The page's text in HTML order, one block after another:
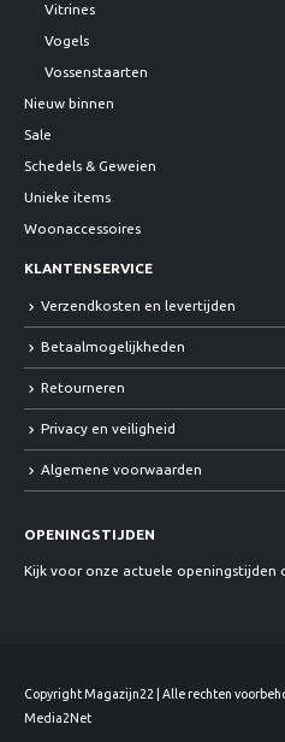
Vitrines
Vogels
Vossenstaarten
Nieuw binnen
Sale
Schedels & Geweien
Unieke items
Woonaccessoires
KLANTENSERVICE
Verzendkosten en levertijden
Betaalmogelijkheden
Retourneren
Privacy en veiligheid
Algemene voorwaarden
OPENINGSTIJDEN
Kijk voor onze actuele openingstijden
Copyright Magazijn22 | Alle rechten
Media2Net